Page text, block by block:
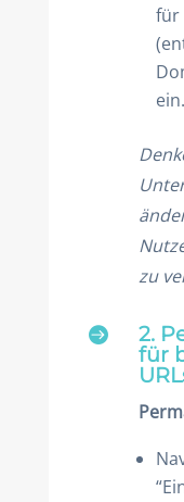
für
ein.
zu
 2.
für